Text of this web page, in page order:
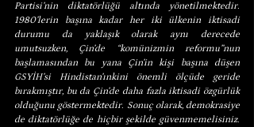
Partisi’nin diktatörlüğü altında yönetilmektedir.
1980’lerin başına kadar her iki ülkenin iktisadi
durumu da yaklaşık olarak aynı derecede
umutsuzken, Çin’de “komünizmin reformu”nun
başlamasından bu yana Çin’in kişi başına düşen
GSYİH’si Hindistan’ınkini önemli ölçüde geride
bırakmıştır, bu da Çin’de daha fazla iktisadi özgürlük
olduğunu göstermektedir. Sonuç olarak, demokrasiye
de diktatörlüğe de hiçbir şekilde güvenmemelisiniz.